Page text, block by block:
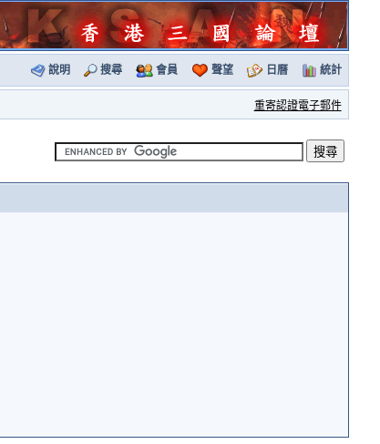
說明 搜尋 會員 聲望 日曆 統計
重寄認證電子郵件